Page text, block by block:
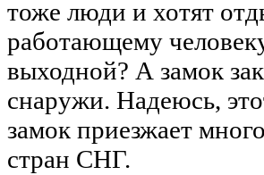
тоже люди и хотят
работающему
выходной? А замок
снаружи. Надеюсь,
замок приезжает
стран СНГ.